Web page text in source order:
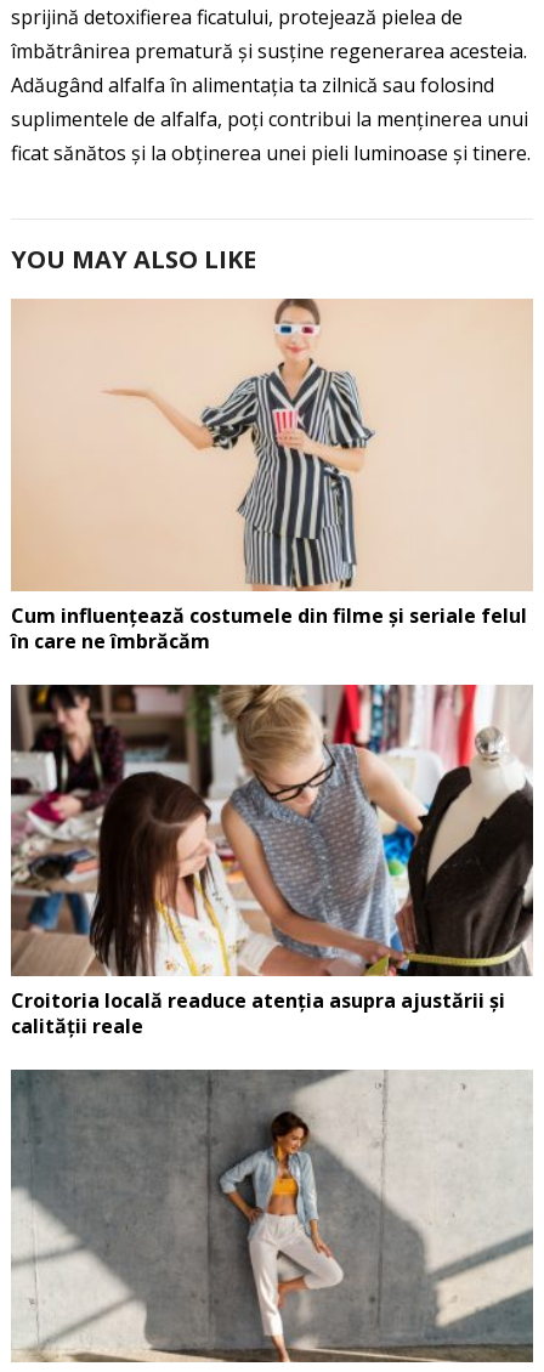
sprijină detoxifierea ficatului, protejează pielea de
îmbătrânirea prematură și susține regenerarea acesteia.
Adăugând alfalfa în alimentația ta zilnică sau folosind
suplimentele de alfalfa, poți contribui la menținerea unui
ficat sănătos și la obținerea unei pieli luminoase și tinere.
YOU MAY ALSO LIKE
Cum influențează costumele din filme și seriale felul
în care ne îmbrăcăm
Croitoria locală readuce atenția asupra ajustării și
calității reale